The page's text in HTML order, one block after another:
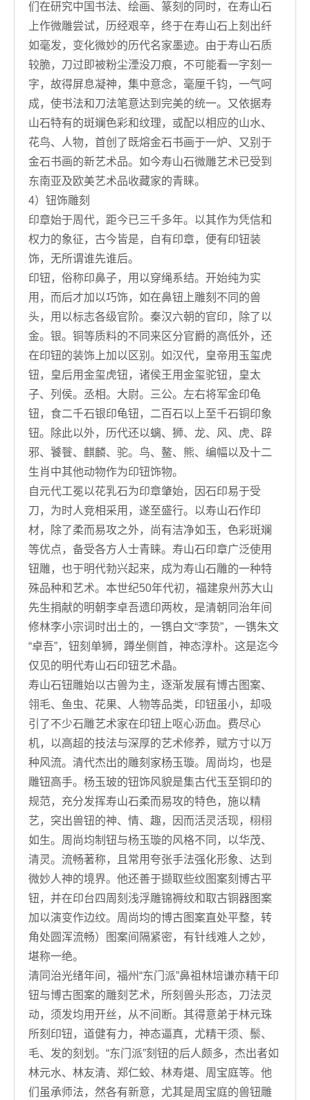
们在研究中国书法、绘画、篆刻的同时，在寿山石
上作微雕尝试，历经艰辛，终于在寿山石上刻出纤
如毫发，变化微妙的历代名家墨迹。由于寿山石质
较脆，刀过即被粉尘湮没刀痕，不可能看一字刻一
字，故得屏息凝神，集中意念，毫厘千钧，一气呵
成，使书法和刀法笔意达到完美的统一。又依据寿
山石特有的斑斓色彩和纹理，或配以相应的山水、
花鸟、人物，首创了既熔金石书画于一炉、又别于
金石书画的新艺术品。如今寿山石微雕艺术已受到
东南亚及欧美艺术品收藏家的青睐。
4）钮饰雕刻
印章始于周代，距今已三千多年。以其作为凭信和
权力的象征，古今皆是，自有印章，便有印钮装
饰，无所谓谁先谁后。
印钮，俗称印鼻子，用以穿绳系结。开始纯为实
用，而后才加以巧饰，如在鼻钮上雕刻不同的兽
头，用以标志各级官阶。秦汉六朝的官印，除了以
金。银。铜等质料的不同来区分官爵的高低外，还
在印钮的装饰上加以区别。如汉代，皇帝用玉玺虎
钮，皇后用金玺虎钮，诸侯王用金玺驼钮，皇太
子、列侯。丞相。大尉。三公。左右将军金印龟
钮，食二千石银印龟钮，二百石以上至千石铜印象
钮。除此以外，历代还以螭、狮、龙、风、虎、辟
邪、饕餮、麒麟、驼。鸟、鳌、熊、编幅以及十二
生肖中其他动物作为印钮饰物。
自元代工冕以花乳石为印章肇始，因石印易于受
刀，为时人竞相采用，遂至盛行。以寿山石作印
材，除了柔而易攻之外，尚有洁净如玉，色彩斑斓
等优点，备受各方人士青睐。寿山石印章广泛使用
钮雕，也于明代勃兴起来，成为寿山石雕的一种特
殊品种和艺术。本世纪50年代初，福建泉州苏大山
先生捐献的明朝李卓吾遗印两枚，是清朝同治年间
修林李小宗词时出土的，一镌白文“李贽”，一镌朱文
“卓吾”，钮刻单狮，蹲坐侧首，神态淳朴。这是迄今
仅见的明代寿山石印钮艺术晶。
寿山石钮雕始以古兽为主，逐渐发展有博古图案、
翎毛、鱼虫、花果、人物等品类，印钮虽小，却吸
引了不少石雕艺术家在印钮上呕心沥血。费尽心
机，以高超的技法与深厚的艺术修养，赋方寸以万
种风流。清代杰出的雕刻家杨玉璇。周尚均，也是
雕钮高手。杨玉玻的钮饰风貌是集古代玉至铜印的
规范，充分发挥寿山石柔而易攻的特色，施以精
艺，突出兽钮的神、情、趣，因而活灵活现，栩栩
如生。周尚均制钮与杨玉璇的风格不同，以华茂、
清灵。流畅著称，且常用夸张手法强化形象、达到
微妙人神的境界。他还善于撷取些纹图案刻博古平
钮，并在印台四周刻浅浮雕锦褥纹和取古铜器图案
加以演变作边纹。周尚均的博古图案直处平整，转
角处圆浑流畅）图案间隔紧密，有针线难人之妙，
堪称一绝。
清同治光绪年间，福州“东门派”鼻祖林培谦亦精干印
钮与博古图案的雕刻艺术，所刻兽头形态，刀法灵
动，须发均用开丝，从不间断。其得意弟于林元珠
所刻印钮，道健有力，神态逼真，尤精干须、鬃、
毛、发的刻划。“东门派”刻钮的后人颇多，杰出者如
林元水、林友清、郑仁蛟、林寿煁、周宝庭等。他
们虽承师法，然各有新意，尤其是周宝庭的兽钮雕